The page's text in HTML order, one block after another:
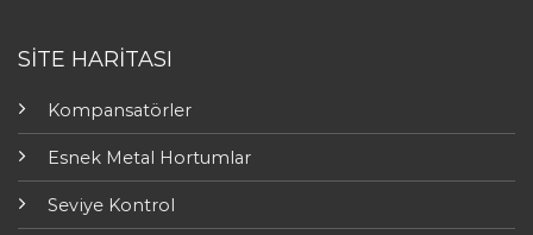
SİTE HARİTASI
Kompansatörler
Esnek Metal Hortumlar
Seviye Kontrol